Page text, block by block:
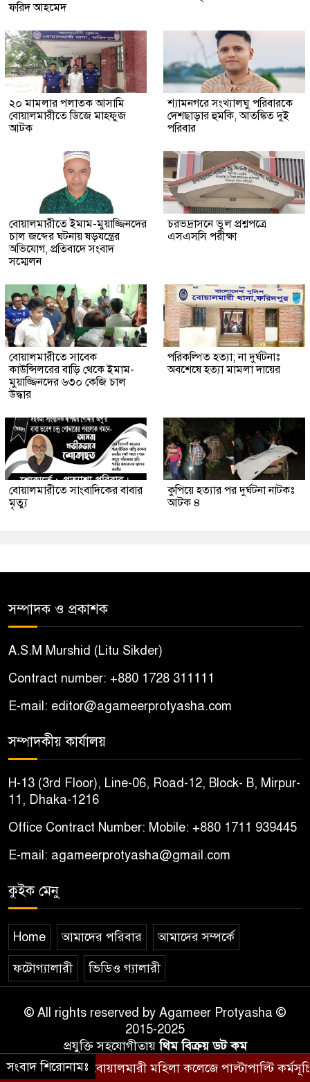
ফরিদ আহমেদ
২০ মামলার পলাতক আসামি
বোয়ালমারীতে ডিজে মাহফুজ
আটক
শ্যামনগরে সংখ্যালঘু পরিবারকে
দেশছাড়ার হুমকি, আতঙ্কিত দুই
পরিবার
বোয়ালমারীতে ইমাম-মুয়াজ্জিনদের
চাল জব্দের ঘটনায় ষড়যন্ত্রের
অভিযোগ, প্রতিবাদে সংবাদ
সম্মেলন
চরভদ্রাসনে ভুল প্রশ্নপত্রে
এসএসসি পরীক্ষা
বোয়ালমারীতে সাবেক
কাউন্সিলরের বাড়ি থেকে ইমাম-
মুয়াজ্জিনদের ৬৩০ কেজি চাল
উদ্ধার
পরিকল্পিত হত্যা; না দুর্ঘটনাঃ
অবশেষে হত্যা মামলা দায়ের
বোয়ালমারীতে সাংবাদিকের বাবার
মৃত্যু
কুপিয়ে হত্যার পর দুর্ঘটনা নাটকঃ
আটক ৪
সম্পাদক ও প্রকাশক
A.S.M Murshid (Litu Sikder)
Contract number: +880 1728 311111
E-mail: editor@agameerprotyasha.com
সম্পাদকীয় কার্যালয়
H-13 (3rd Floor), Line-06, Road-12, Block- B, Mirpur-
11, Dhaka-1216
Office Contract Number: Mobile: +880 1711 939445
E-mail: agameerprotyasha@gmail.com
কুইক মেনু
Home আমাদের পরিবার আমাদের সম্পর্কে
ফটোগ্যালারী ভিডিও গ্যালারী
© All rights reserved by Agameer Protyasha ©
2015-2025
প্রযুক্তি সহযোগীতায়থিম বিক্রয় ডট কম
সংবাদ শিরোনামঃবোয়ালমারী মহিলা কলেজে পাল্টাপাল্টি কর্মসূচি,